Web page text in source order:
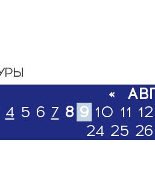
«
4 5 6 7 8 9 10 11 12
24 25 26